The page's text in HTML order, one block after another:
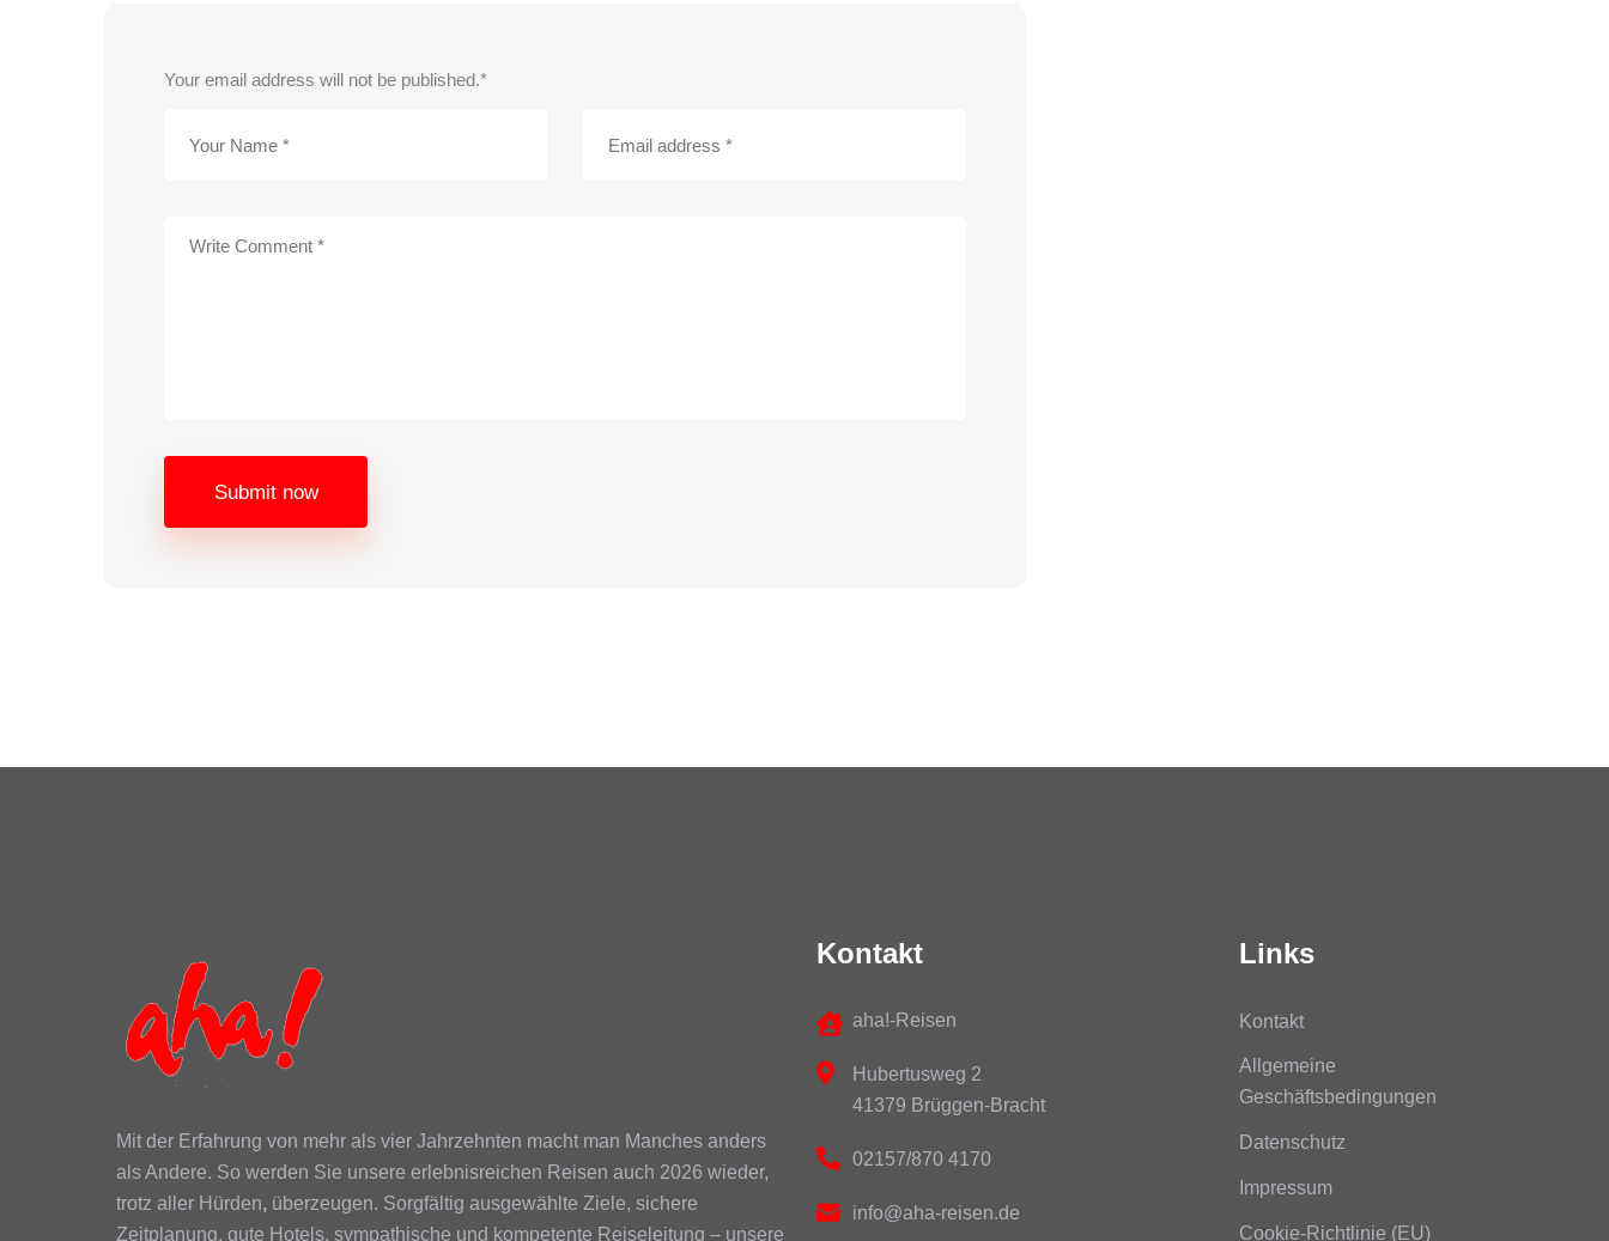
Your email address will not be published.*
Submit now
Mit der Erfahrung von mehr als vier Jahrzehnten macht man Manches anders
als Andere. So werden Sie unsere erlebnisreichen Reisen auch 2026 wieder,
trotz aller Hürden, überzeugen. Sorgfältig ausgewählte Ziele, sichere
Zeitplanung, gute Hotels, sympathische und kompetente Reiseleitung – unsere
Kontakt
aha!-Reisen
Hubertusweg 2
41379 Brüggen-Bracht
02157/870 4170
info@aha-reisen.de
Links
Kontakt
Allgemeine
Geschäftsbedingungen
Datenschutz
Impressum
Cookie-Richtlinie (EU)